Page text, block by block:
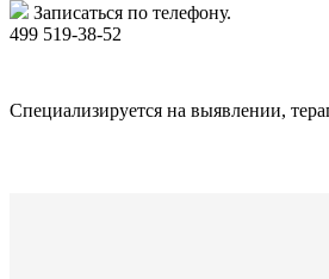
Записаться по телефону.
499 519-38-52
Специализируется на выявлении,